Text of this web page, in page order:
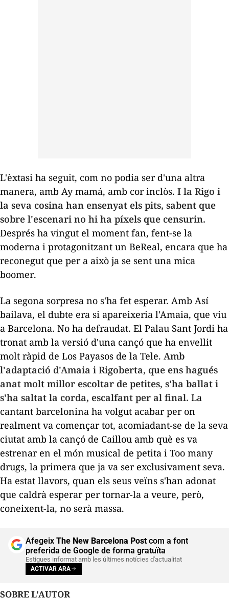
L'èxtasi ha seguit, com no podia ser d'una altra
manera, amb Ay mamá, amb cor inclòs. I la Rigo i
la seva cosina han ensenyat els pits, sabent que
sobre l'escenari no hi ha píxels que censurin.
Després ha vingut el moment fan, fent-se la
moderna i protagonitzant un BeReal, encara que ha
reconegut que per a això ja se sent una mica
boomer.
La segona sorpresa no s'ha fet esperar. Amb Así
bailava, el dubte era si apareixeria l'Amaia, que viu
a Barcelona. No ha defraudat. El Palau Sant Jordi ha
tronat amb la versió d'una cançó que ha envellit
molt ràpid de Los Payasos de la Tele. Amb
l'adaptació d'Amaia i Rigoberta, que ens hagués
anat molt millor escoltar de petites, s'ha ballat i
s'ha saltat la corda, escalfant per al final. La
cantant barcelonina ha volgut acabar per on
realment va començar tot, acomiadant-se de la seva
ciutat amb la cançó de Caillou amb què es va
estrenar en el món musical de petita i Too many
drugs, la primera que ja va ser exclusivament seva.
Ha estat llavors, quan els seus veïns s'han adonat
que caldrà esperar per tornar-la a veure, però,
coneixent-la, no serà massa.
Afegeix The New Barcelona Postcom a font
preferida de Google de forma gratuïta
Estigues informat amb les últimes notícies d'actualitat
ACTIVAR ARA
SOBRE L'AUTOR